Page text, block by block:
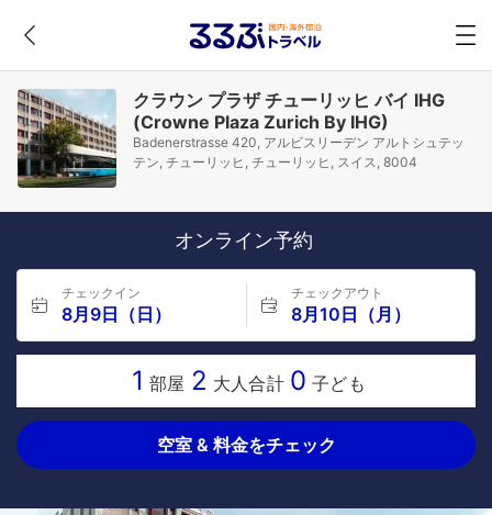
クラウン プラザ チューリッヒ バイ IHG
(Crowne Plaza Zurich By IHG)
Badenerstrasse 420, アルビスリーデン アルトシュテッ
テン, チューリッヒ, チューリッヒ, スイス, 8004
オンライン予約
チェックイン
8月9日（日）
チェックアウト
8月10日（月）
1 部屋 2 大人合計 0 子ども
空室 & 料金をチェック